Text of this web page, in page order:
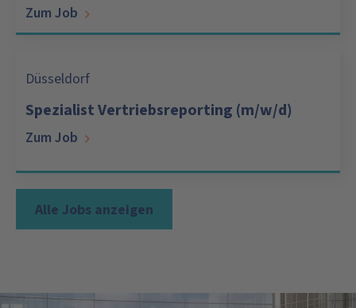
Zum Job
Düsseldorf
Spezialist Vertriebsreporting (m/w/d)
Zum Job
Alle Jobs anzeigen